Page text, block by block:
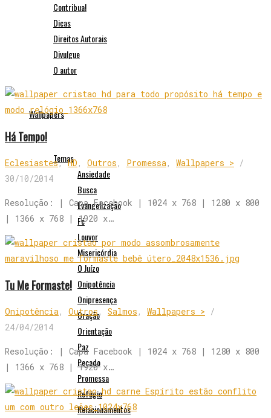
Contribua!
Dicas
Direitos Autorais
Divulgue
O autor
Wallpapers
Temas
Ansiedade
Busca
Evangelização
Fé
Louvor
Misericórdia
O Juízo
Onipotência
Onipresença
Oração
Orientação
Paz
Pecado
Promessa
Refúgio
Relacionamentos
Há Tempo!
Eclesiastes,HD , Outros , Promessa, Wallpapers > /
30/10/2014
Resolução: | Capa Facebook | 1024 x 768 | 1280 x 800
| 1366 x 768 | 1920 x…
Tu Me Formaste!
Onipotência, Outros, Salmos , Wallpapers > /
24/04/2014
Resolução: | Capa Facebook | 1024 x 768 | 1280 x 800
| 1366 x 768 | 1920 x…